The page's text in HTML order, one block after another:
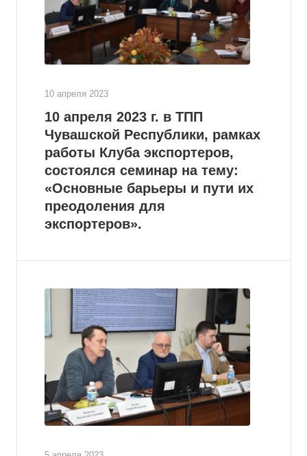
10 апреля 2023
10 апреля 2023 г. в ТПП
Чувашской Республики, рамках
работы Клуба экспортеров,
состоялся семинар на тему:
«Основные барьеры и пути их
преодоления для
экспортеров».